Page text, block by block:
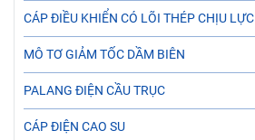
CÁP ĐIỀU KHIỂN CÓ LÕI THÉP CHỊU LỰC
MÔ TƠ GIẢM TỐC DẦM BIÊN
PALANG ĐIỆN CẦU TRỤC
CÁP ĐIỆN CAO SU